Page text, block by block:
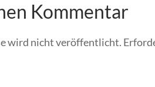
Kommentar
wird nicht veröffentlicht.